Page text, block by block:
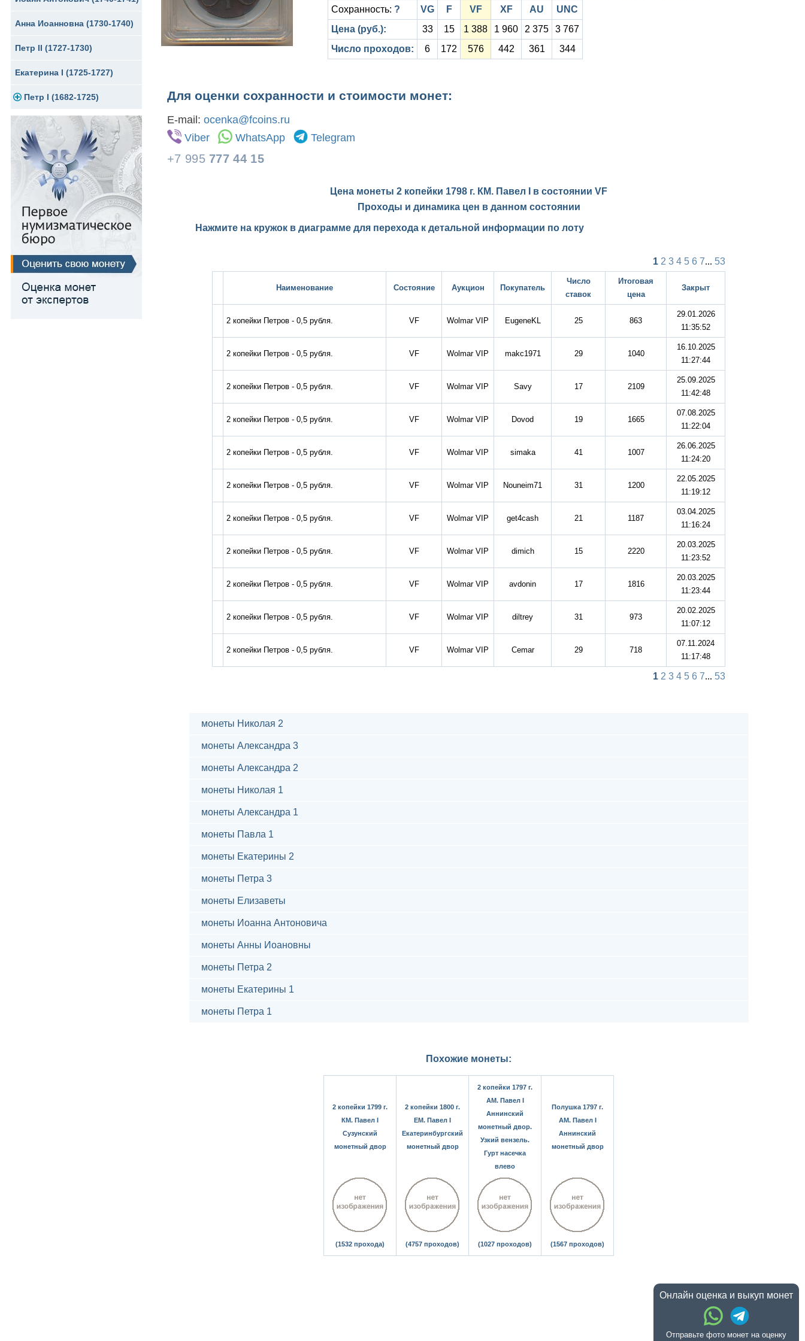
Онлайн оценка и выкуп монет
Отправьте фото монет на оценку
Сибирские монеты
Для Молдавии и Валахии
Таврические монеты
Серебро
Медь
Для Пруссии
Ливонезы
Альбертусталер
Анна Иоанновна (1730-1740)
Петр II (1727-1730)
Екатерина I (1725-1727)
Петр I (1682-1725)
Золото
Серебро
Медь
Для Речи Посполитой
Сохранность: ? VG F VF XF AU
UNC
Цена (руб.):
33 15 1 388 1 960 2 375
3 767
Число проходов:
6 172 576 442 361 344
Для оценки сохранности и стоимости монет:
E-mail: ocenka@fcoins.ru
Viber
WhatsApp Telegram
+7 995 777 44 15
Цена монеты 2 копейки 1798 г. КМ. Павел I в состоянии VF
Проходы и динамика цен в данном состоянии
Нажмите на кружок в диаграмме для перехода к детальной информации по лоту
1 2 3 4 5 6 7... 53
Наименование Состояние Аукцион Покупатель
Число
ставок
Итоговая
цена
Закрыт
2 копейки Петров - 0,5 рубля. VF Wolmar VIP EugeneKL 25 863
29.01.2026
11:35:52
2 копейки Петров - 0,5 рубля. VF Wolmar VIP makc1971 29 1040
16.10.2025
11:27:44
2 копейки Петров - 0,5 рубля. VF Wolmar VIP Savy 17 2109
25.09.2025
11:42:48
2 копейки Петров - 0,5 рубля. VF Wolmar VIP Dovod 19 1665
07.08.2025
11:22:04
2 копейки Петров - 0,5 рубля. VF Wolmar VIP simaka 41 1007
26.06.2025
11:24:20
2 копейки Петров - 0,5 рубля. VF Wolmar VIP Nouneim71 31 1200
22.05.2025
11:19:12
2 копейки Петров - 0,5 рубля. VF Wolmar VIP get4cash 21 1187
03.04.2025
11:16:24
2 копейки Петров - 0,5 рубля. VF Wolmar VIP dimich 15 2220
20.03.2025
11:23:52
2 копейки Петров - 0,5 рубля. VF Wolmar VIP avdonin 17 1816
20.03.2025
11:23:44
2 копейки Петров - 0,5 рубля. VF Wolmar VIP diltrey 31 973
20.02.2025
11:07:12
2 копейки Петров - 0,5 рубля. VF Wolmar VIP Cemar 29 718
07.11.2024
11:17:48
1 2 3 4 5 6 7... 53
монеты Николая 2
монеты Александра 3
монеты Александра 2
монеты Николая 1
монеты Александра 1
монеты Павла 1
монеты Екатерины 2
монеты Петра 3
монеты Елизаветы
монеты Иоанна Антоновича
монеты Анны Иоановны
монеты Петра 2
монеты Екатерины 1
монеты Петра 1
Похожие монеты:
2 копейки 1799 г.
КМ. Павел I
Сузунский
монетный двор
(1532 прохода)
2 копейки 1800 г.
ЕМ. Павел I
Екатеринбургский
монетный двор
(4757 проходов)
2 копейки 1797 г.
АМ. Павел I
Аннинский
монетный двор.
Узкий вензель.
Гурт насечка
влево
(1027 проходов)
Полушка 1797 г.
АМ. Павел I
Аннинский
монетный двор
(1567 проходов)